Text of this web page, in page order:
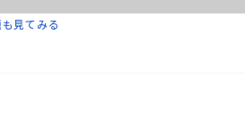
見てみる